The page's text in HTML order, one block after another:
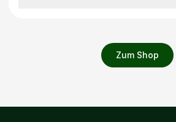
Zum Shop